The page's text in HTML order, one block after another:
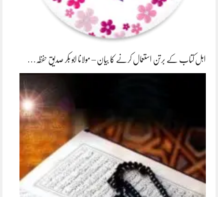
اہل کتاب کے برتن استعمال کرنے کا بیان – مولانا ابو بکر صدیق حفظہ…